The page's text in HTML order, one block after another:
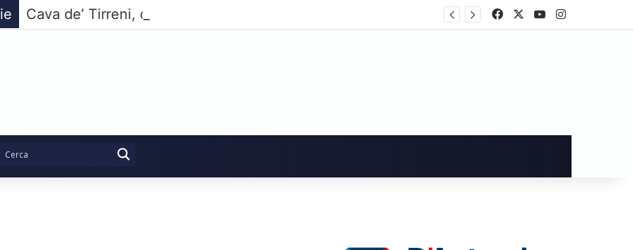
Facebook You Tube